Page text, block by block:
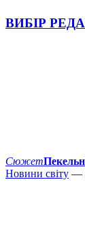
ВИБІР
Сюжет
Новини світу —